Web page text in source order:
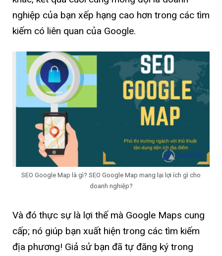
nghiệp của bạn xếp hạng cao hơn trong các tìm
kiếm có liên quan của Google.
SEO Google Map là gì? SEO Google Map mang lại lợi ích gì cho
doanh nghiệp?
Và đó thực sự là lợi thế mà Google Maps cung
cấp; nó giúp bạn xuất hiện trong các tìm kiếm
địa phương! Giả sử bạn đã tự đăng ký trong